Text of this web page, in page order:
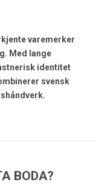
varemerker
Med lange
identitet
svensk
BODA?